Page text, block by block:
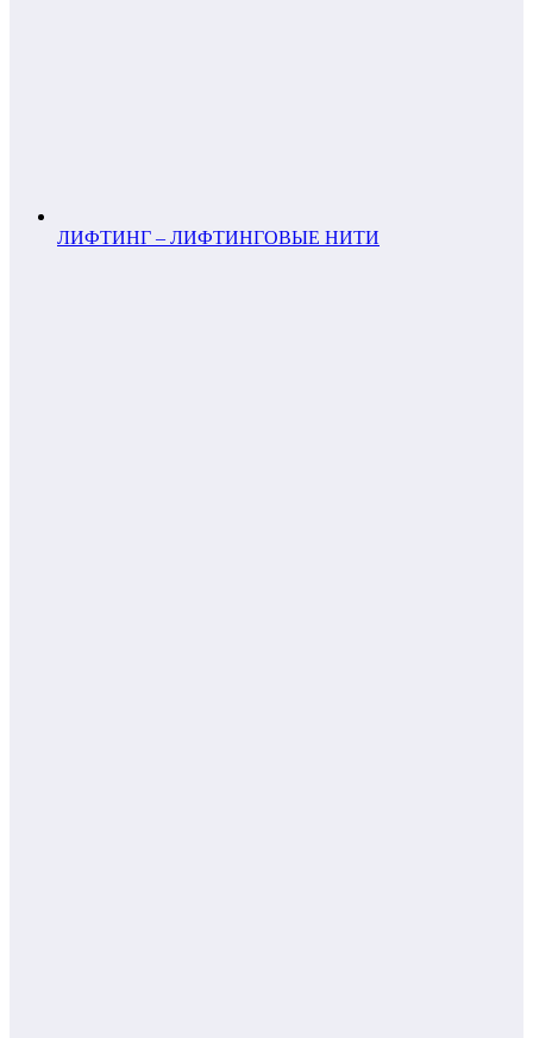
ЛИФТИНГ – ЛИФТИНГОВЫЕ НИТИ